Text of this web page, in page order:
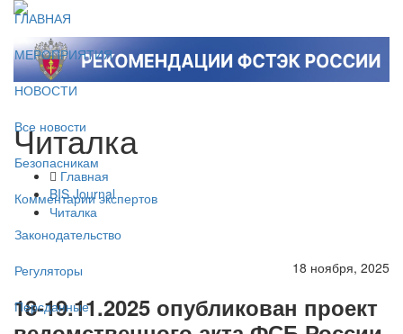
ГЛАВНАЯ
МЕРОПРИЯТИЯ
НОВОСТИ
Все новости
Безопасникам
Комментарии экспертов
Законодательство
Регуляторы
Персданные
Читалка
Главная
BIS Journal
Читалка
18 ноября, 2025
18-19.11.2025 опубликован проект